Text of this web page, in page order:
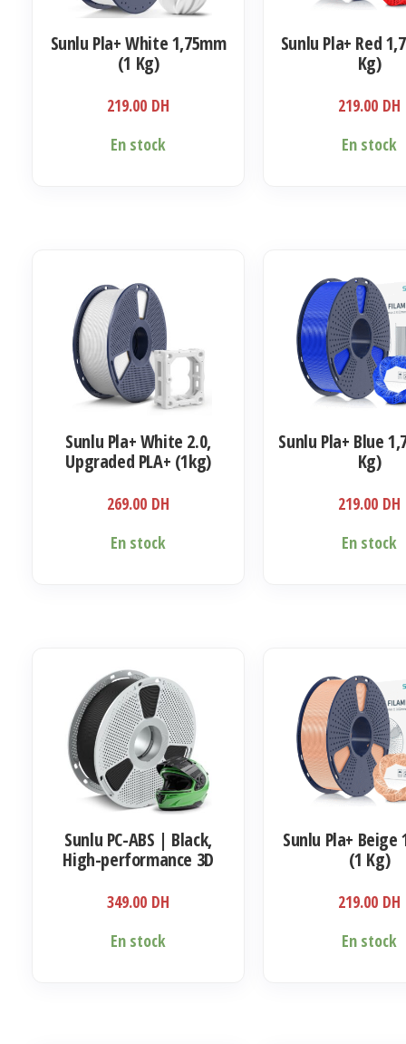
Sunlu Pla+ White 1,75mm
(1 Kg)
219.00 DH
En stock
Sunlu Pla+ Red
Kg)
219.00 DH
En stock
Sunlu Pla+ White 2.0,
Upgraded PLA+ (1kg)
269.00 DH
En stock
Sunlu Pla+ Blue
Kg)
219.00 DH
En stock
Sunlu PC-ABS | Black,
High-performance 3D
Filament 1KG
349.00 DH
En stock
Sunlu Pla+ Beige
(1 Kg)
219.00 DH
En stock